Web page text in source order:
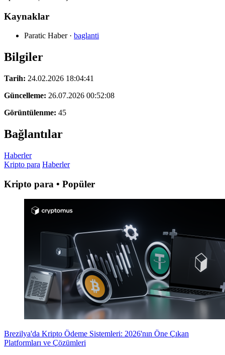
Kaynaklar
Paratic Haber· baglanti
Bilgiler
Tarih: 24.02.2026 18:04:41
Güncelleme: 26.07.2026 00:52:08
Görüntülenme: 45
Bağlantılar
Haberler
Kripto para Haberler
Kripto para • Popüler
Brezilya'da Kripto Ödeme Sistemleri: 2026'nın Öne Çıkan
Platformları ve Çözümleri